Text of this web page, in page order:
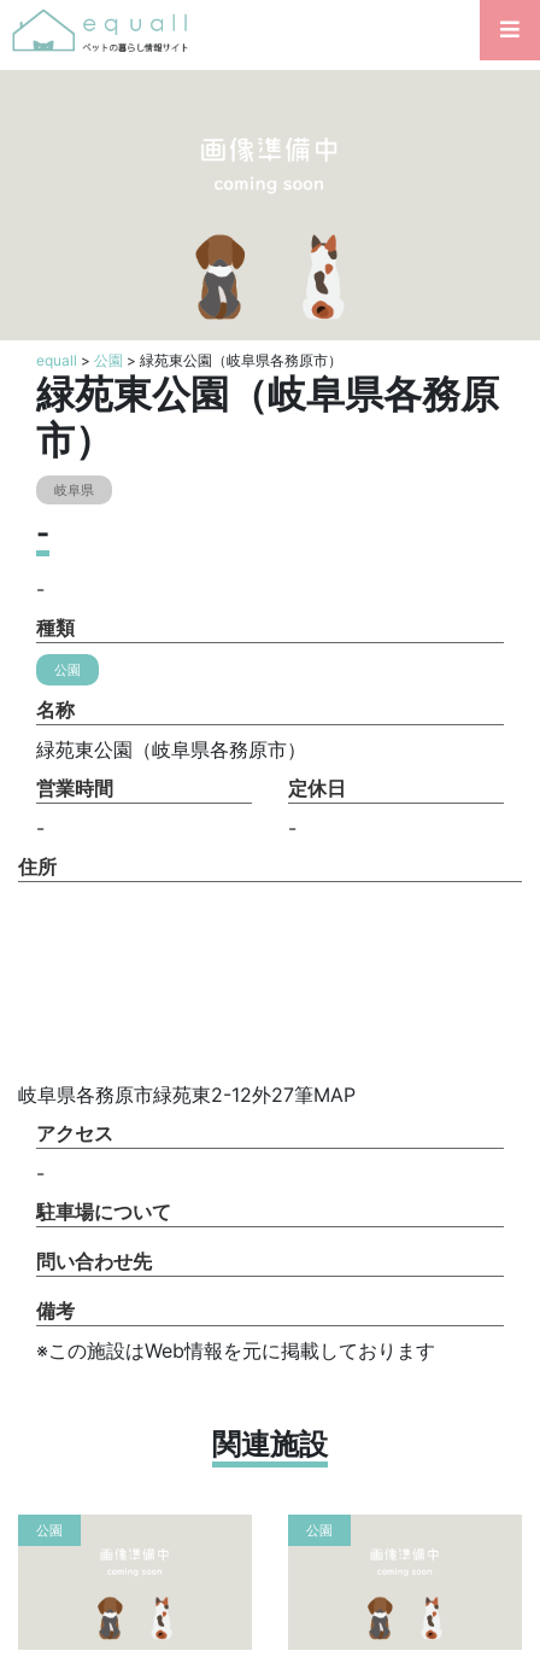
equall > 公園 > 緑苑東公園（岐阜県各務原市）
緑苑東公園（岐阜県各務原
市）
岐阜県
-
-
種類
公園
名称
緑苑東公園（岐阜県各務原市）
営業時間
-
定休日
-
住所
岐阜県各務原市緑苑東2-12外27筆MAP
アクセス
-
駐車場について
問い合わせ先
備考
※この施設はWeb情報を元に掲載しております
関連施設
公園 公園